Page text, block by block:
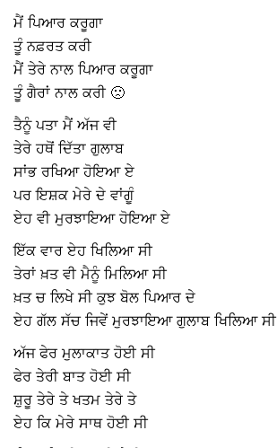
ਮੈਂ ਪਿਆਰ ਕਰੂਗਾ
ਤੂੰ ਨਫ਼ਰਤ ਕਰੀ
ਮੈਂ ਤੇਰੇ ਨਾਲ ਪਿਆਰ ਕਰੂਗਾ
ਤੂੰ ਗੈਰਾਂ ਨਾਲ ਕਰੀ 🙁
ਤੈਨੂੰ ਪਤਾ ਮੈਂ ਅੱਜ ਵੀ
ਤੇਰੇ ਹਥੋਂ ਦਿੱਤਾ ਗੁਲਾਬ
ਸਾਂਭ ਰਖਿਆ ਹੋਇਆ ਏ
ਪਰ ਇਸ਼ਕ ਮੇਰੇ ਦੇ ਵਾਂਗੂੰ
ਏਹ ਵੀ ਮੁਰਝਾਇਆ ਹੋਇਆ ਏ
ਇੱਕ ਵਾਰ ਏਹ ਖਿਲਿਆ ਸੀ
ਤੇਰਾਂ ਖ਼ਤ ਵੀ ਮੈਨੂੰ ਮਿਲਿਆ ਸੀ
ਖ਼ਤ ਚ ਲਿਖੇ ਸੀ ਕੁਝ ਬੋਲ ਪਿਆਰ ਦੇ
ਏਹ ਗੱਲ ਸੱਚ ਜਿਵੇਂ ਮੁਰਝਾਇਆ ਗੁਲਾਬ ਖਿਲਿਆ ਸੀ
ਅੱਜ ਫੇਰ ਮੁਲਾਕਾਤ ਹੋਈ ਸੀ
ਫੇਰ ਤੇਰੀ ਬਾਤ ਹੋਈ ਸੀ
ਸ਼ੁਰੂ ਤੇਰੇ ਤੇ ਖਤਮ ਤੇਰੇ ਤੇ
ਏਹ ਕਿ ਮੇਰੇ ਸਾਥ ਹੋਈ ਸੀ